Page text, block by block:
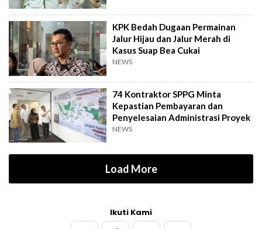
KPK Bedah Dugaan Permainan
Jalur Hijau dan Jalur Merah di
Kasus Suap Bea Cukai
NEWS
74 Kontraktor SPPG Minta
Kepastian Pembayaran dan
Penyelesaian Administrasi Proyek
NEWS
Load More
Ikuti Kami